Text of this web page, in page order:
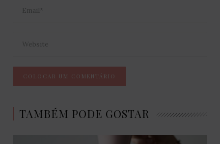
TAMBÉM PODE GOSTAR